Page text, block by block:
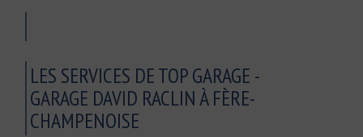
LES SERVICES DE TOP GARAGE -
GARAGE DAVID RACLIN À FÈRE-
CHAMPENOISE